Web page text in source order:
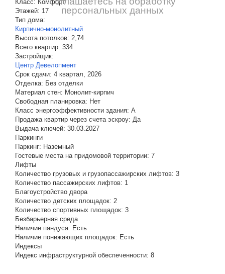
Класс: Комфорт
Этажей: 17
Тип дома:
Кирпично-монолитный
Высота потолков: 2,74
Всего квартир: 334
Застройщик:
Центр Девелопмент
Срок сдачи: 4 квартал, 2026
Отделка: Без отделки
Материал стен: Монолит-кирпич
Свободная планировка: Нет
Класс энергоэффективности здания: A
Продажа квартир через счета эскроу: Да
Выдача ключей: 30.03.2027
Паркинги
Паркинг: Наземный
Гостевые места на придомовой территории: 7
Лифты
Количество грузовых и грузопассажирских лифтов: 3
Количество пассажирских лифтов: 1
Благоустройство двора
Количество детских площадок: 2
Количество спортивных площадок: 3
Безбарьерная среда
Наличие пандуса: Есть
Наличие понижающих площадок: Есть
Индексы
Индекс инфраструктурной обеспеченности: 8
персональных данных